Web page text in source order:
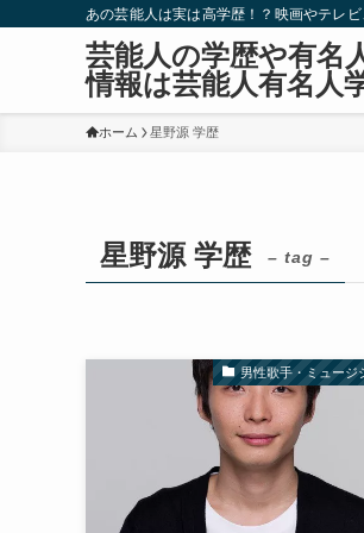
あの芸能人は実は高学歴！？映画やテレ
芸能人の学歴や有名
情報は芸能人有名人
ホーム 星野源 学歴
星野源 学歴 – tag –
男性歌手・ミュージ